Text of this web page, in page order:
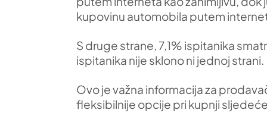
kupovinu automobila putem
S druge strane, 7,1% ispitanika
ispitanika nije sklono ni jednoj strani.
Ovo je važna informacija za
fleksibilnije opcije pri kupnji